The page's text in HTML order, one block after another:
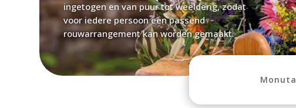
ingetogen en van puur tot weelderig, zodat
voor iedere persoon een passend
rouwarrangement kan worden gemaakt.
Monuta